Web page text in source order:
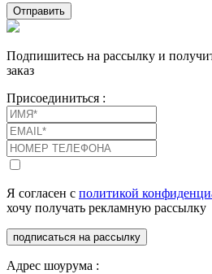
Отправить
Подпишитесь на рассылку и
заказ
Присоединиться :
Я согласен с политикой
хочу получать рекламную рассылку
подписаться на рассылку
Адрес шоурума :